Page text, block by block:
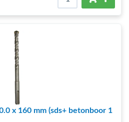
x 160 mm (sds+ betonboor 1